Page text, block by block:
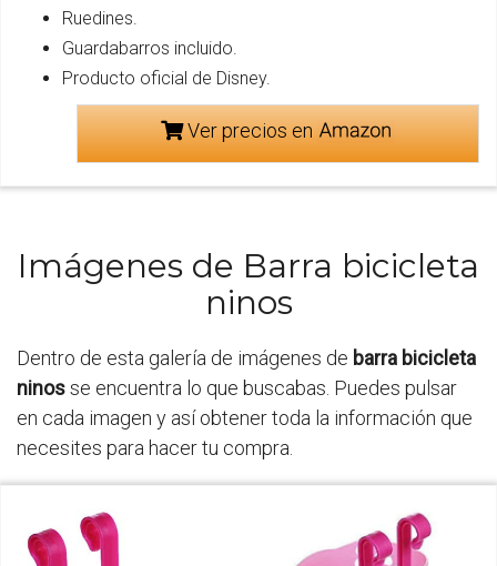
Ruedines.
Guardabarros incluido.
Producto oficial de Disney.
Ver precios en
Imágenes de Barra bicicleta
ninos
Dentro de esta galería de imágenes de barra bicicleta
ninosse encuentra lo que buscabas. Puedes pulsar
en cada imagen y así obtener toda la información que
necesites para hacer tu compra.